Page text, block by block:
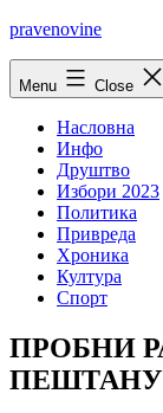
Skip
pravenovine
Menu Close
Насловна
Инфо
Друштво
Избори 2023
Политика
Привреда
Хроника
Култура
Спорт
ПРОБНИ
ПЕШТАНУ